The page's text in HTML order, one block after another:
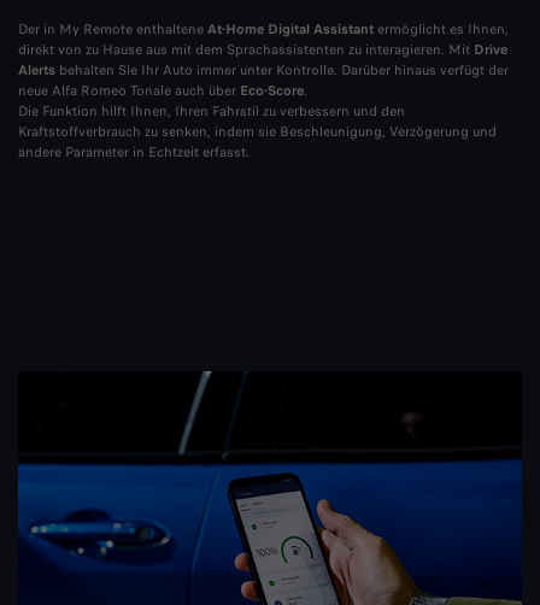
Der in My Remote enthalteneAt-Home Digital Assistant ermöglicht es Ihnen,
direkt von zu Hause aus mit dem Sprachassistenten zu interagieren. Mit Drive
Alerts behalten Sie Ihr Auto immer unter Kontrolle. Darüber hinaus verfügt der
neue Alfa Romeo Tonale auch über Eco-Score.
​Die Funktion hilft Ihnen, Ihren Fahrstil zu verbessern und den
Kraftstoffverbrauch zu senken, indem sie Beschleunigung, Verzögerung und
andere Parameter in Echtzeit erfasst. ​